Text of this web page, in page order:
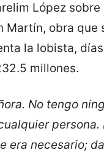
López
Martín, obra
la lobista,
millones.
No tengo
era necesario;